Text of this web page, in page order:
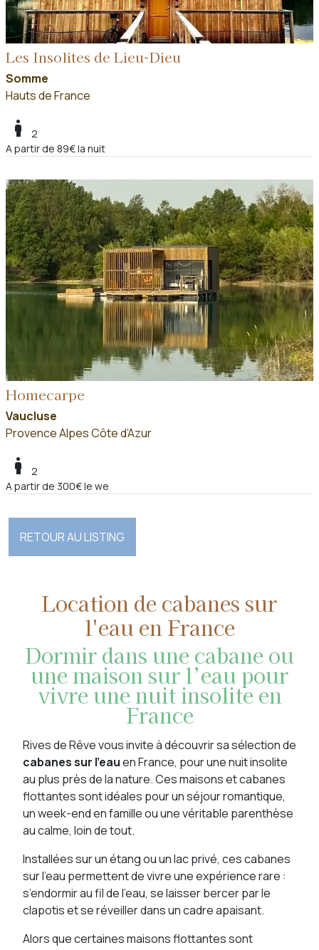
Location de cabanes sur
l'eau en France
Dormir dans une cabane ou
une maison sur l’eau pour
vivre une nuit insolite en
France
Rives de Rêve vous invite à découvrir sa sélection de
cabanes sur l’eauen France, pour une nuit insolite
au plus près de la nature. Ces maisons et cabanes
flottantes sont idéales pour un séjour romantique,
un week-end en famille ou une véritable parenthèse
au calme, loin de tout.
Installées sur un étang ou un lac privé, ces cabanes
sur l’eau permettent de vivre une expérience rare :
s’endormir au fil de l’eau, se laisser bercer par le
clapotis et se réveiller dans un cadre apaisant.
Alors que certaines maisons flottantes sont
Les Insolites de Lieu-Dieu
Somme
Hauts de France
boy
2
A partir de 89€ la nuit
Homecarpe
Vaucluse
Provence Alpes Côte d’Azur
boy
2
A partir de 300€ le we
RETOUR AU LISTING